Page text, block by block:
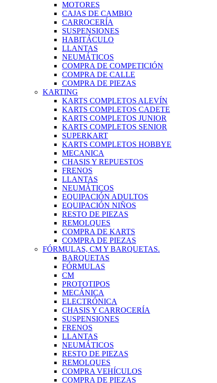
MOTORES
CAJAS DE CAMBIO
CARROCERÍA
SUSPENSIONES
HABITÁCULO
LLANTAS
NEUMÁTICOS
COMPRA DE COMPETICIÓN
COMPRA DE CALLE
COMPRA DE PIEZAS
KARTING
KARTS COMPLETOS ALEVÍN
KARTS COMPLETOS CADETE
KARTS COMPLETOS JUNIOR
KARTS COMPLETOS SENIOR
SUPERKART
KARTS COMPLETOS HOBBYE
MECANICA
CHASIS Y REPUESTOS
FRENOS
LLANTAS
NEUMÁTICOS
EQUIPACIÓN ADULTOS
EQUIPACIÓN NIÑOS
RESTO DE PIEZAS
REMOLQUES
COMPRA DE KARTS
COMPRA DE PIEZAS
FÓRMULAS, CM Y BARQUETAS.
BARQUETAS
FÓRMULAS
CM
PROTOTIPOS
MECÁNICA
ELECTRÓNICA
CHASIS Y CARROCERÍA
SUSPENSIONES
FRENOS
LLANTAS
NEUMÁTICOS
RESTO DE PIEZAS
REMOLQUES
COMPRA VEHÍCULOS
COMPRA DE PIEZAS